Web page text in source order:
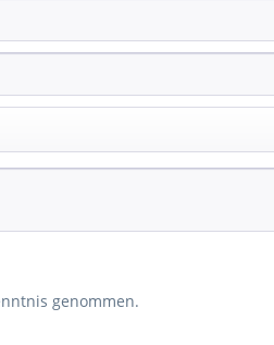
genommen.